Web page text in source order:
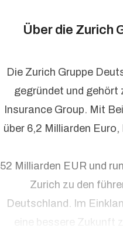
Über die Zurich
Die Zurich Gruppe
gegründet und
Insurance Group. Mit
über 6,2 Milliarden
52 Milliarden EUR und
Zurich zu den
Deutschland. Im
eine bessere Zukunft